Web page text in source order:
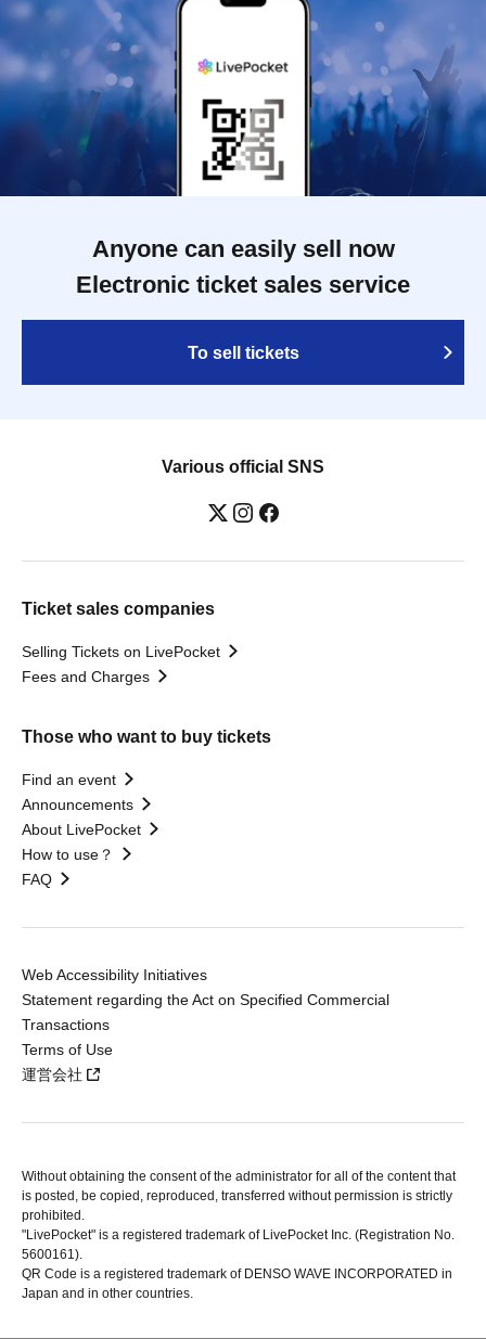
Anyone can easily sell now
Electronic ticket sales service
To sell tickets
Various official SNS
Ticket sales companies
Selling Tickets on LivePocket
Fees and Charges
Those who want to buy tickets
Find an event
Announcements
About LivePocket
How to use？
FAQ
Web Accessibility Initiatives
Statement regarding the Act on Specified Commercial
Transactions
Terms of Use
運営会社
Without obtaining the consent of the administrator for all of the content that
is posted, be copied, reproduced, transferred without permission is strictly
prohibited.
"LivePocket" is a registered trademark of LivePocket Inc. (Registration No.
5600161).
QR Code is a registered trademark of DENSO WAVE INCORPORATED in
Japan and in other countries.